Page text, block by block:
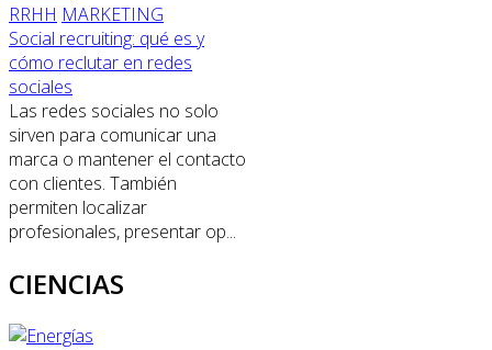
RRHH MARKETING
Social recruiting: qué es y
cómo reclutar en redes
sociales
Las redes sociales no solo
sirven para comunicar una
marca o mantener el contacto
con clientes. También
permiten localizar
profesionales, presentar op...
CIENCIAS